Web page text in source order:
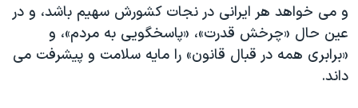
و می خواهد هر ایرانی در نجات کشورش سهیم باشد، و در
عین حال «چرخش قدرت»، «پاسخگویی به مردم»، و
«برابری همه در قبال قانون» را مایه سلامت و پیشرفت می
داند.